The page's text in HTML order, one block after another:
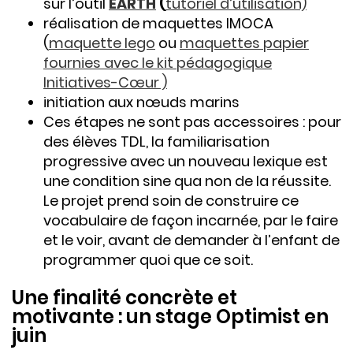
réalisation de maquettes IMOCA
(maquette lego ou maquettes papier
fournies avec le kit pédagogique
Initiatives-Cœur )
initiation aux nœuds marins
Ces étapes ne sont pas accessoires : pour
des élèves TDL, la familiarisation
progressive avec un nouveau lexique est
une condition sine qua non de la réussite.
Le projet prend soin de construire ce
vocabulaire de façon incarnée, par le faire
et le voir, avant de demander à l’enfant de
programmer quoi que ce soit.
Une finalité concrète et
motivante : un stage Optimist en
juin